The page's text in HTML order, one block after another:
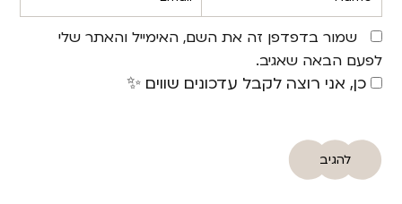
שמור בדפדפן זה את השם, האימייל והאתר שלי
לפעם הבאה שאגיב.
כן, אני רוצה לקבל עדכונים שווים ✨